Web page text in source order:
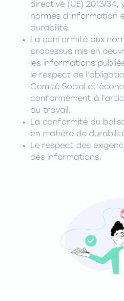
directive (UE) 2013/34,
normes d'information
durabilité.
La conformité aux
processus mis en
les informations
le respect de
Comité Social et
conformément à
du travail.
La conformité du
en matière de
Le respect des
des informations.